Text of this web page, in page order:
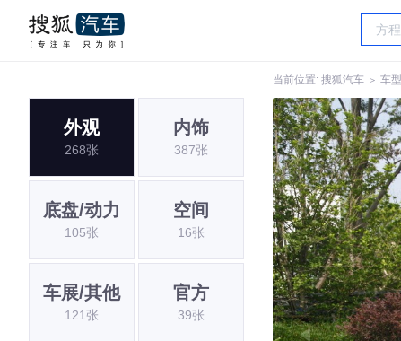
当前位置: 搜狐汽车 ＞ 车
外观
268张
内饰
387张
底盘/动力
105张
空间
16张
车展/其他
121张
官方
39张